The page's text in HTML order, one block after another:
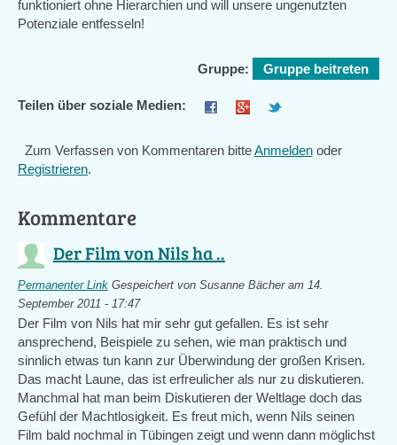
funktioniert ohne Hierarchien und will unsere ungenutzten
Potenziale entfesseln!
Gruppe: Gruppe beitreten
Teilen über soziale Medien:
Zum Verfassen von Kommentaren bitteAnmeldenoder
Registrieren.
Kommentare
Der Film von Nils ha ..
Permanenter Link Gespeichert von Susanne Bächeram 14.
September 2011 - 17:47
Der Film von Nils hat mir sehr gut gefallen. Es ist sehr
ansprechend, Beispiele zu sehen, wie man praktisch und
sinnlich etwas tun kann zur Überwindung der großen Krisen.
Das macht Laune, das ist erfreulicher als nur zu diskutieren.
Manchmal hat man beim Diskutieren der Weltlage doch das
Gefühl der Machtlosigkeit. Es freut mich, wenn Nils seinen
Film bald nochmal in Tübingen zeigt und wenn dann möglichst